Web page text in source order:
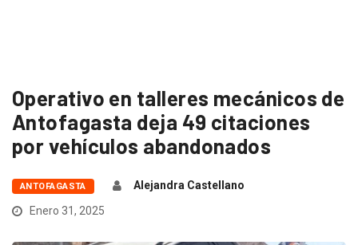
Operativo en talleres mecánicos de
Antofagasta deja 49 citaciones
por vehículos abandonados
ANTOFAGASTA
Alejandra Castellano
Enero 31, 2025